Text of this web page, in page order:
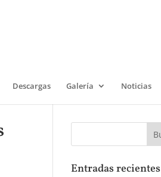
Descargas Galería Noticias
Entradas recientes